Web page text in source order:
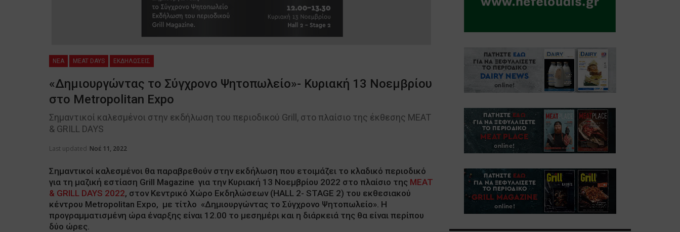
NEA MEAT DAYS ΕΚΔΗΛΩΣΕΙΣ
«Δημιουργώντας το Σύγχρονο Ψητοπωλείο»- Κυριακή 13 Νοεμβρίου
στο Metropolitan Expo
Σημαντικοί καλεσμένοι στην εκδήλωση του περιοδικού Grill, στο πλαίσιο της έκθεσης MEAT
& GRILL DAYS
Last updated Νοέ 11, 2022
Σημαντικοί καλεσμένοι θα παραβρεθούν στην εκδήλωση που ετοιμάζει το κλαδικό περιοδικό
για τη μαζική εστίαση Grill Magazine για την Κυριακή 13 Νοεμβρίου 2022 στο πλαίσιο της MEAT
& GRILL DAYS 2022, στον Κεντρικό Χώρο Εκδηλώσεων (HALL 2- STAGE 2) του εκθεσιακού
κέντρου Metropolitan Expo, με τίτλο «Δημιουργώντας το Σύγχρονο Ψητοπωλείο». Η
προγραμματισμένη ώρα έναρξης είναι 12.00 το μεσημέρι και η διάρκειά της θα είναι περίπου
δύο ώρες.